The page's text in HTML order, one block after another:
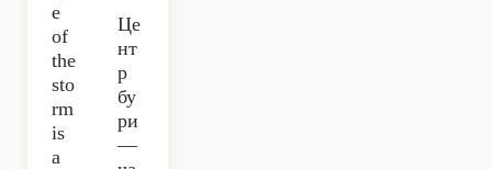
e
of
the
sto
rm
is
a
Це
нт
р
бу
ри
—